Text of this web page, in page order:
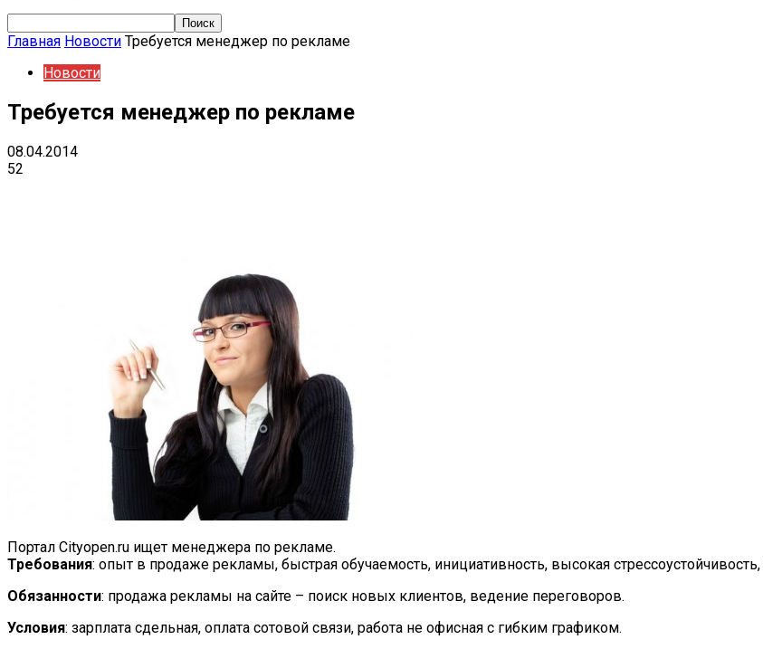
Главная Новости Требуется менеджер по рекламе
Новости
Требуется менеджер по рекламе
08.04.2014
52
Портал Cityopen.ru ищет менеджера по рекламе.
Требования: опыт в продаже рекламы, быстрая обучаемость, инициативность, высокая
Обязанности: продажа рекламы на сайте – поиск новых клиентов, ведение переговоров.
Условия: зарплата сдельная, оплата сотовой связи, работа не офисная с гибким графиком.